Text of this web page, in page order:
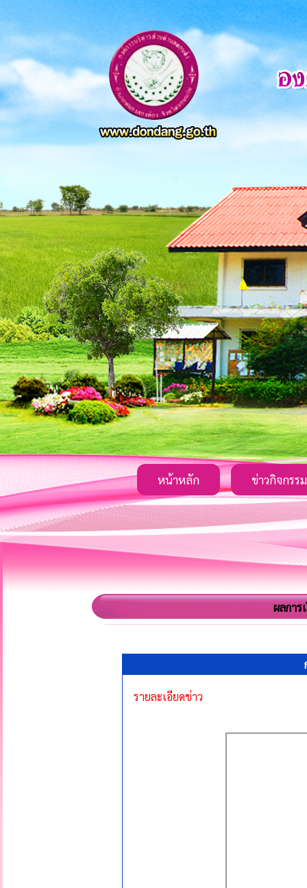
หน้าหลัก ข่าวกิจกรรม
ผลกา
รายละเอียดข่าว